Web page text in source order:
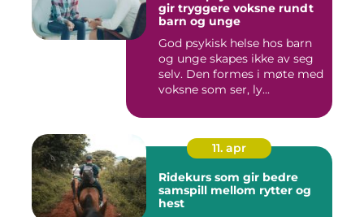
gir tryggere voksne rundt
barn og unge
God psykisk helse hos barn
og unge skapes ikke av seg
selv. Den formes i møte med
voksne som ser, ly...
11. apr
Ridekurs som gir bedre
samspill mellom rytter og
hest